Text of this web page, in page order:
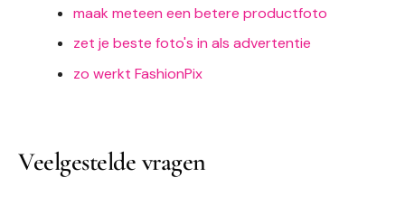
maak meteen een betere productfoto
zet je beste foto's in als advertentie
zo werkt FashionPix
Veelgestelde vragen